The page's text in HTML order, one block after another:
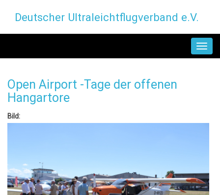
Inhalt
Deutscher Ultraleichtflugverband e.V.
Open Airport -Tage der offenen
Hangartore
Bild